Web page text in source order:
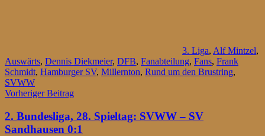
3. Liga, Alf Mintzel,
Auswärts, Dennis Diekmeier, DFB, Fanabteilung, Fans, Frank
Schmidt, Hamburger SV, Millernton, Rund um den Brustring,
SVWW
Beitragsnavigation
Vorheriger Beitrag
2. Bundesliga, 28. Spieltag: SVWW – SV
Sandhausen 0:1